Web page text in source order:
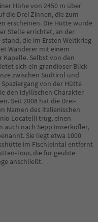
Höhe von 2450 m über
die Drei Zinnen, die zum
erscheinen. Die Hütte wurde
Stelle errichtet, an der
die im Ersten Weltkrieg
Wanderer mit einem
Kapelle. Selbst von den
sich ein grandioser Blick
zwischen Südtirol und
von der Hütte
den idyllischen Charakter
Seit 2008 hat die Drei-
Namen des italienischen
Locatelli trug, einen
auch nach Sepp Innerkofler,
Sie liegt etwa 1000
im Fischleintal entfernt
Tour, die für geübte
anschließt.